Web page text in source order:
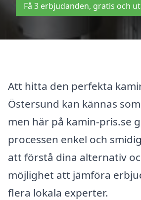
Få 3 erbjudanden, gratis och
Att hitta den perfekta
Östersund kan kännas
men här på kamin-pris.se
processen enkel och
att förstå dina alternativ
möjlighet att jämföra
flera lokala experter.